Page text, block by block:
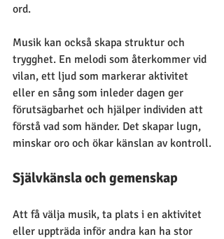
ord.
Musik kan också skapa struktur och
trygghet. En melodi som återkommer vid
vilan, ett ljud som markerar aktivitet
eller en sång som inleder dagen ger
förutsägbarhet och hjälper individen att
förstå vad som händer. Det skapar lugn,
minskar oro och ökar känslan av kontroll.
Självkänsla och gemenskap
Att få välja musik, ta plats i en aktivitet
eller uppträda inför andra kan ha stor